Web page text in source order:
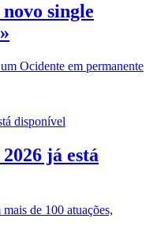
single
Ocidente em permanente
já está
de 100 atuações,